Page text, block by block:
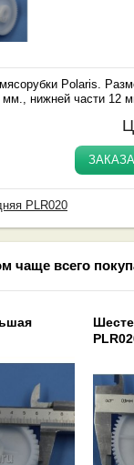
Polaris.
нижней части 12
PLR020
чаще всего